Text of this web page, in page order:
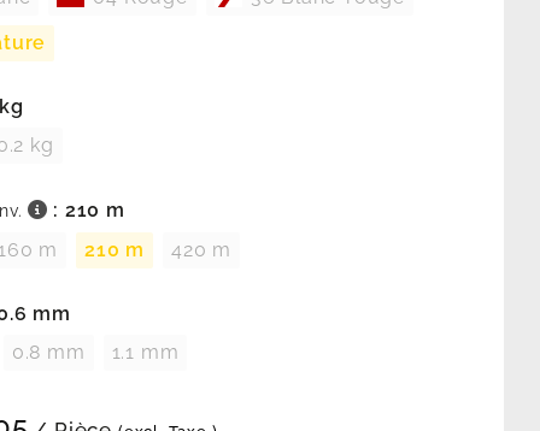
kg
: 210 m
160 m 210 m 420 m
mm
0.8 mm 1.1 mm